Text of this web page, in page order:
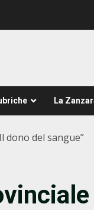
La
dono del sangue”